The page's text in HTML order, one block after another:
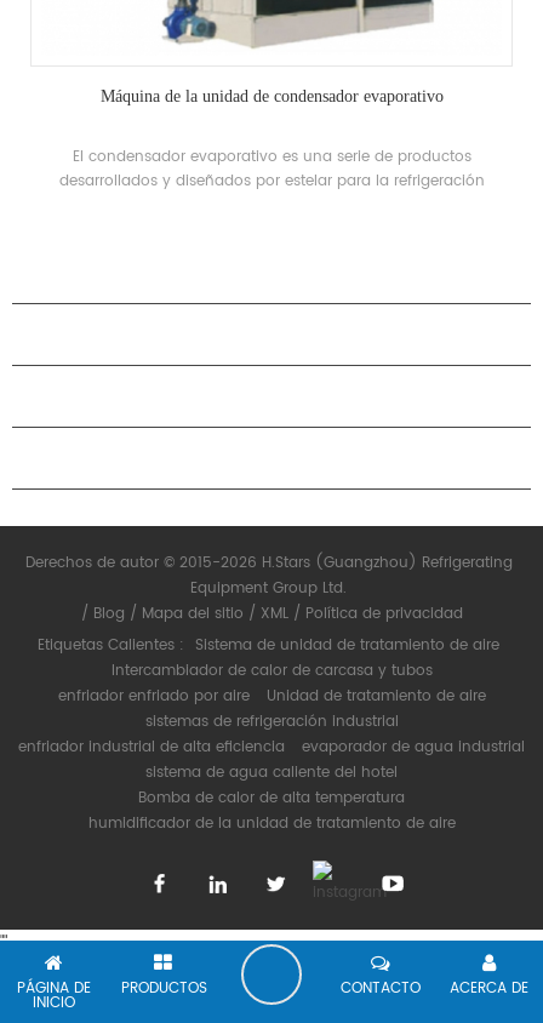
Máquina de la unidad de condensador evaporativo
El condensador evaporativo es una serie de productos
desarrollados y diseñados por estelar para la refrigeración
del aire y el spray Agua.
Derechos de autor © 2015-2026 H.Stars (Guangzhou) Refrigerating
Equipment Group Ltd.
/ Blog / Mapa del sitio / XML/ Política de privacidad
Etiquetas Calientes :
Sistema de unidad de tratamiento de aire
Intercambiador de calor de carcasa y tubos
enfriador enfriado por aire
Unidad de tratamiento de aire
sistemas de refrigeración industrial
enfriador industrial de alta eficiencia
evaporador de agua industrial
sistema de agua caliente del hotel
Bomba de calor de alta temperatura
humidificador de la unidad de tratamiento de aire
""
PÁGINA DE
INICIO
PRODUCTOS ACERCA DE
CONTACTO